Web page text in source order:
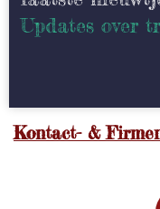
Updates over
Kontact- &